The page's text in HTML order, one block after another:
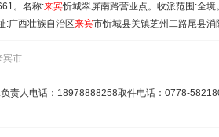
。名称:来宾忻城翠屏南路营业点。收派范围:全
:广西壮族自治区来宾市忻城县关镇芝州二路尾县
宾市
责人电话：18978888258取件电话：0778-